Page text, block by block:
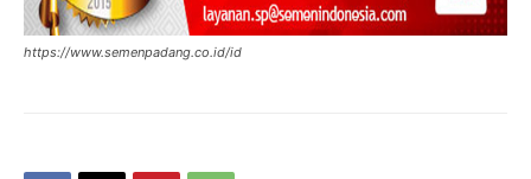
https://www.semenpadang.co.id/id